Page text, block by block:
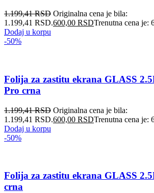
1.199,41RSD Originalna cena je bila:
1.199,41 RSD.600,00 RSDTrenutna cena je:
Dodaj u korpu
-50%
Folija za zastitu ekrana GLASS
Pro crna
1.199,41RSD Originalna cena je bila:
1.199,41 RSD.600,00 RSDTrenutna cena je:
Dodaj u korpu
-50%
Folija za zastitu ekrana GLASS
crna